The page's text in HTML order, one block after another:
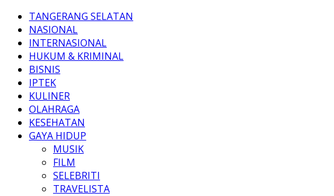
TANGERANG SELATAN
NASIONAL
INTERNASIONAL
HUKUM & KRIMINAL
BISNIS
IPTEK
KULINER
OLAHRAGA
KESEHATAN
GAYA HIDUP
MUSIK
FILM
SELEBRITI
TRAVELISTA